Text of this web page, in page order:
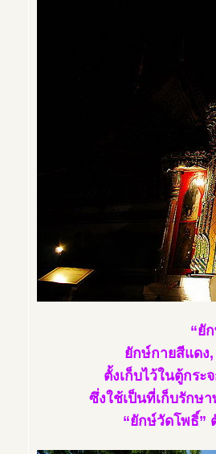
“ยั
ยักษ์กายสีแดง
ตั้งเก็บไว้ในตู้กร
ซึ่งใช้เป็นที่เก็บรักษ
“ยักษ์วัดโพธิ์”